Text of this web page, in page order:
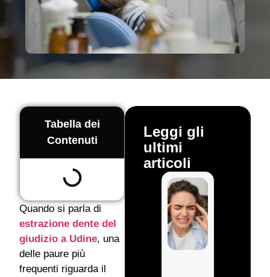
Tabella dei
Contenuti
Quando si parla di
estrazione dente del
giudizio a Udine, una
delle paure più
frequenti riguarda il
Leggi gli
ultimi
articoli